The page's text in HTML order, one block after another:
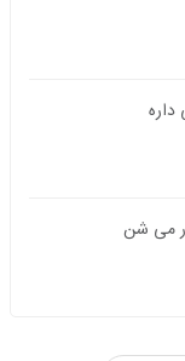
می شن